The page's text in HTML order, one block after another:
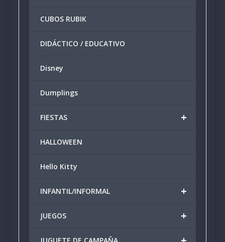
CUBOS RUBIK
DIDÁCTICO / EDUCATIVO
Disney
Dumplings
+
FIESTAS
HALLOWEEN
Hello Kitty
+
INFANTIL/INFORMAL
+
JUEGOS